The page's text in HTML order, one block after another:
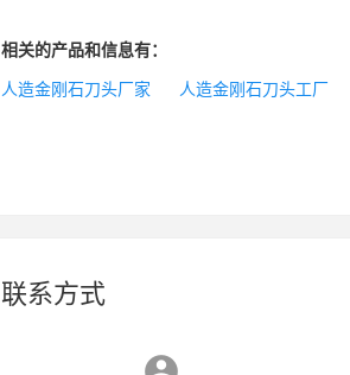
相关的产品和信息有：
人造金刚石刀头厂家 人造金刚石刀头工厂
联系方式